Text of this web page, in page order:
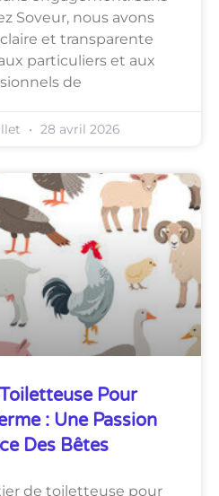
Soveur, nous avons
et transparente
particuliers et aux
de
28 avril 2026
Pour
: Une Passion
Des Bêtes
de toiletteuse pour